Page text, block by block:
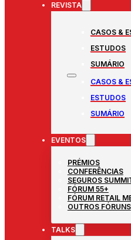
REVISTA
CASOS &
ESTUDOS
SUMÁRIO
CASOS &
ESTUDOS
SUMÁRIO
EVENTOS
PRÉMIOS
CONFERÊNCIAS
SEGUROS
FÓRUM 55+
FÓRUM RETAIL
OUTROS FÓRUNS
TALKS